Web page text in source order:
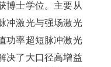
博士学位。主要从
冲激光与强场激光
功率超短脉冲激光
决了大口径高增益